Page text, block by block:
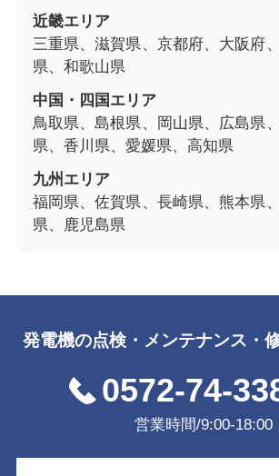
近畿エリア
三重県、滋賀県、京都府、大阪府
県、和歌山県
中国・四国エリア
鳥取県、島根県、岡山県、広島県
県、香川県、愛媛県、高知県
九州エリア
福岡県、佐賀県、長崎県、熊本県
県、鹿児島県
発電機の点検・メンテナンス・
0572-74-
営業時間/9:00-18:00